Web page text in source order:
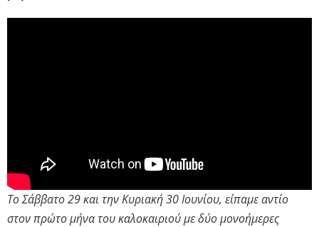
Το Σάββατο 29 και την Κυριακή 30 Ιουνίου, είπαμε αντίο
στον πρώτο μήνα του καλοκαιριού με δύο μονοήμερες